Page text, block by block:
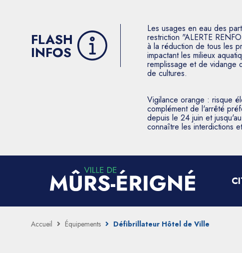
FLASH
INFOS
Les usages en eau des
restriction "ALERTE
à la réduction de tous les
impactant les milieux
remplissage et de vidange
de cultures.
Vigilance orange : risque
complément de l'arrêté
depuis le 24 juin et
connaître les interdictions
Accueil Équipements Défibrillateur Hôtel de Ville